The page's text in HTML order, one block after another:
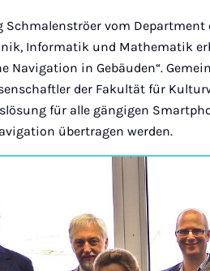
Schmalenströer vom
Informatik und Mathematik
Navigation in Gebäuden“.
der Fakultät für
für alle gängigen
übertragen werden.